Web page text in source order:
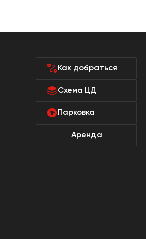
Как добраться
Схема ЦД
Парковка
Аренда